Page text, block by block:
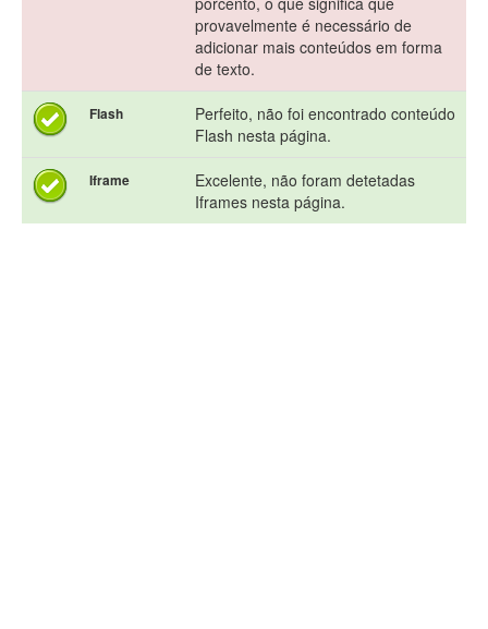
provavelmente é necessário de
adicionar mais conteúdos em forma
de texto.
Flash
Perfeito, não foi encontrado conteúdo
Flash nesta página.
Iframe
Excelente, não foram detetadas
Iframes nesta página.